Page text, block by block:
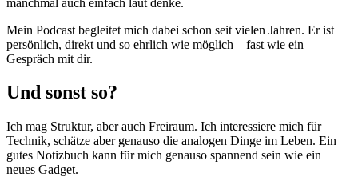
Mein Podcast begleitet mich dabei schon seit vielen Jahren. Er ist
persönlich, direkt und so ehrlich wie möglich – fast wie ein
Gespräch mit dir.
Und sonst so?
Ich mag Struktur, aber auch Freiraum. Ich interessiere mich für
Technik, schätze aber genauso die analogen Dinge im Leben. Ein
gutes Notizbuch kann für mich genauso spannend sein wie ein
neues Gadget.